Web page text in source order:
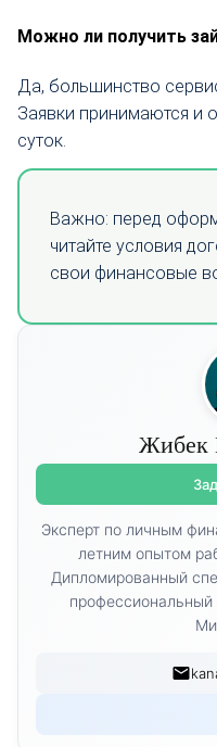
Можно ли получить
Да, большинство
Заявки принимаются и
суток.
Важно: перед
читайте условия
свои финансовые
Жибек
Эксперт по личным
летним опытом
Дипломированный
профессиональный